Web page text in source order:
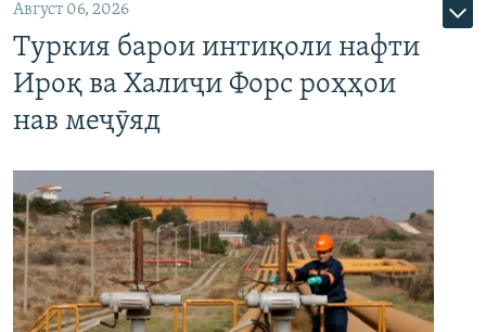
Август 06, 2026
Туркия барои интиқоли нафти
Ироқ ва Халиҷи Форс роҳҳои
нав меҷӯяд